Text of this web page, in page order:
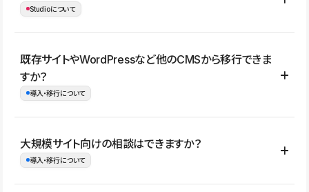
Studioについて
コーポレートサイト、サービスサイト、LP、採用サイト、ブロ
グ・メディア、イベントサイト、店舗・商品紹介サイト、ポートフ
ォリオなど幅広く制作できます。
既存サイトやWordPressなど他のCMSから移行できま
すか？
導入・移行について
はい。既存サイトの構成やコンテンツ、URLを整理したうえで、
Studio上に再構築する形で移行できます。 WordPressの場合は、
大規模サイト向けの相談はできますか？
導入・移行について